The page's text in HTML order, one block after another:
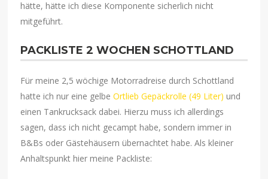
hätte, hätte ich diese Komponente sicherlich nicht
mitgeführt.
PACKLISTE 2 WOCHEN SCHOTTLAND
Für meine 2,5 wöchige Motorradreise durch Schottland
hatte ich nur eine gelbeOrtlieb Gepäckrolle (49 Liter) und
einen Tankrucksack dabei. Hierzu muss ich allerdings
sagen, dass ich nicht gecampt habe, sondern immer in
B&Bs oder Gästehäusern übernachtet habe. Als kleiner
Anhaltspunkt hier meine Packliste: